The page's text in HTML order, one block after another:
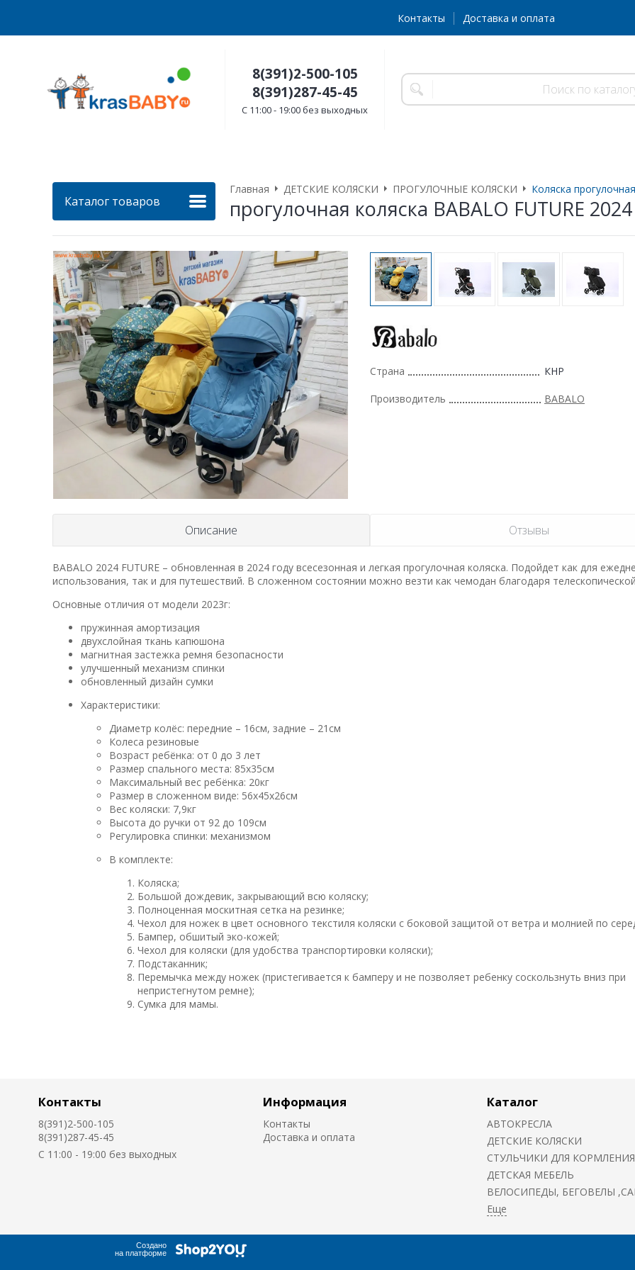
Контакты Доставка и оплата
8(391)2-500-105
8(391)287-45-45
C 11:00 - 19:00 без выходных
Каталог товаров
Главная ДЕТСКИЕ КОЛЯСКИ ПРОГУЛОЧНЫЕ КОЛЯСКИ Коляска
прогулочная коляска BABALO FUTURE 2024
Страна КНР
Производитель BABALO
Описание Отзывы
BABALO 2024 FUTURE – обновленная в 2024 году всесезонная и легкая прогулочная коляска. Подойдет как для
использования, так и для путешествий. В сложенном состоянии можно везти как чемодан благодаря
Основные отличия от модели 2023г:
пружинная амортизация
двухслойная ткань капюшона
магнитная застежка ремня безопасности
улучшенный механизм спинки
обновленный дизайн сумки
Характеристики:
Диаметр колёс: передние – 16см, задние – 21см
Колеса резиновые
Возраст ребёнка: от 0 до 3 лет
Размер спального места: 85х35см
Максимальный вес ребёнка: 20кг
Размер в сложенном виде: 56х45х26см
Вес коляски: 7,9кг
Высота до ручки от 92 до 109см
Регулировка спинки: механизмом
В комплекте:
Коляска;
Большой дождевик, закрывающий всю коляску;
Полноценная москитная сетка на резинке;
Чехол для ножек в цвет основного текстиля коляски с боковой защитой от ветра и молнией по
Бампер, обшитый эко-кожей;
Чехол для коляски (для удобства транспортировки коляски);
Подстаканник;
Перемычка между ножек (пристегивается к бамперу и не позволяет ребенку соскользнуть вниз при
непристегнутом ремне);
Сумка для мамы.
Контакты
8(391)2-500-105
8(391)287-45-45
C 11:00 - 19:00 без выходных
Информация
Контакты
Доставка и оплата
Каталог
АВТОКРЕСЛА
ДЕТСКИЕ КОЛЯСКИ
CТУЛЬЧИКИ ДЛЯ КОРМЛЕНИЯ
ДЕТСКАЯ МЕБЕЛЬ
ВЕЛОСИПЕДЫ, БЕГОВЕЛЫ
Создано
на платформе